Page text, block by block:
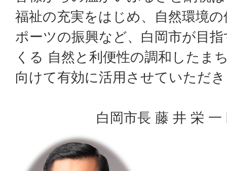
福祉の充実をはじめ、自然環境
ポーツの振興など、白岡市が目
くる 自然と利便性の調和したま
向けて有効に活用させていただ
白岡市長 藤 井 栄 一